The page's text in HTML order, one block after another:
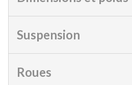
Suspension
Roues